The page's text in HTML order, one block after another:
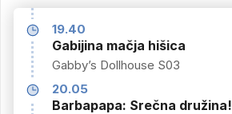
19.40
Gabijina mačja hišica
Gabby’s Dollhouse S03
20.05
Barbapapa: Srečna družina!